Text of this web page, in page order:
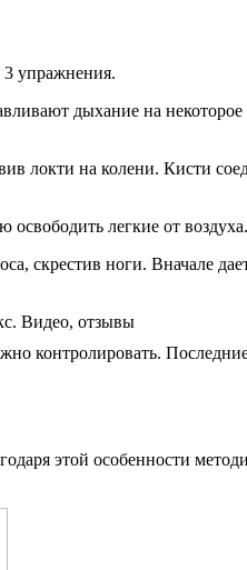
упражнения.
дыхание на
локти на колени. Кисти
легкие от воздуха.
скрестив ноги. Вначале
контролировать.
этой особенности